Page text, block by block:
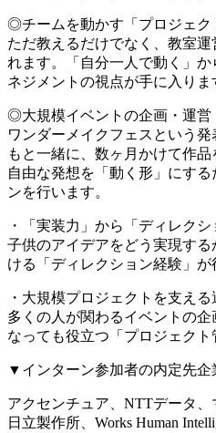
◎チームを動かす「プロジェク
ただ教えるだけでなく、教室
れます。「自分一人で動く」
ネジメントの視点が手に入りま
◎大規模イベントの企画・運営
ワンダーメイクフェスという
もと一緒に、数ヶ月かけて作
自由な発想を「動く形」にす
ンを行います。
・「実装力」から「ディレク
子供のアイデアをどう実現す
ける「ディレクション経験」が
・大規模プロジェクトを支え
多くの人が関わるイベントの
なっても役立つ「プロジェクト
▼インターン参加者の内定先企
アクセンチュア、NTTデータ、
日立製作所、Works Human